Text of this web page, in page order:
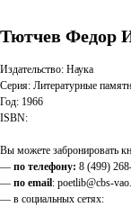
Тютчев Федор
Издательство: Наука
Серия: Литературные
Год: 1966
ISBN:
Вы можете забронировать
— по телефону: 8 (499)
— по email: poetlib@cbs-
— в социальных сетях: